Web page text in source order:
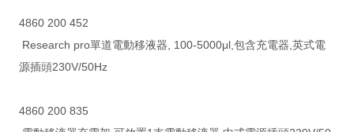
4860 200 452
Research pro單道電動移液器, 100-5000μl,包含充電器,英式電
源插頭230V/50Hz
4860 200 835